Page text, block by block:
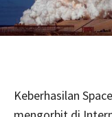
Keberhasilan